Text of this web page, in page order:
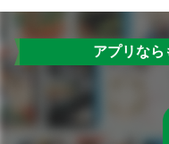
アプリなら